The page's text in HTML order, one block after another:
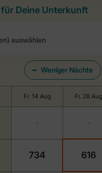
Deine Unterkunft
Weniger Nächte
Fr. 14 Aug Fr. 28 Aug
- -
734 616